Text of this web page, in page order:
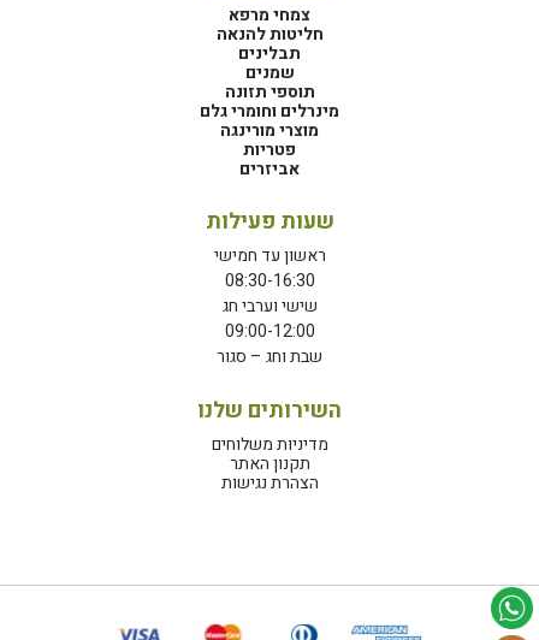
צמחי מרפא
חליטות להנאה
תבלינים
שמנים
תוספי תזונה
מינרלים וחומרי גלם
מוצרי מורינגה
פטריות
אביזרים
שעות פעילות
ראשון עד חמישי
08:30-16:30
שישי וערבי חג
09:00-12:00
שבת וחג – סגור
השירותים שלנו
מדיניות משלוחים
תקנון האתר
הצהרת נגישות